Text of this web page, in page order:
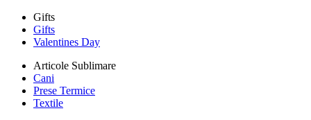
Gifts
Gifts
Valentines Day
Articole Sublimare
Cani
Prese Termice
Textile